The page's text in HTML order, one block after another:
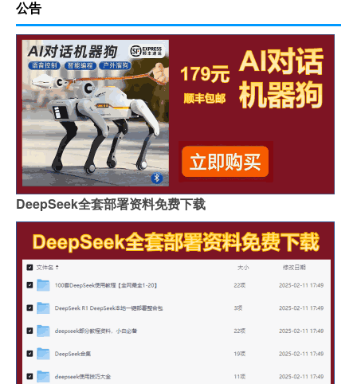
公告
DeepSeek全套部署资料免费下载